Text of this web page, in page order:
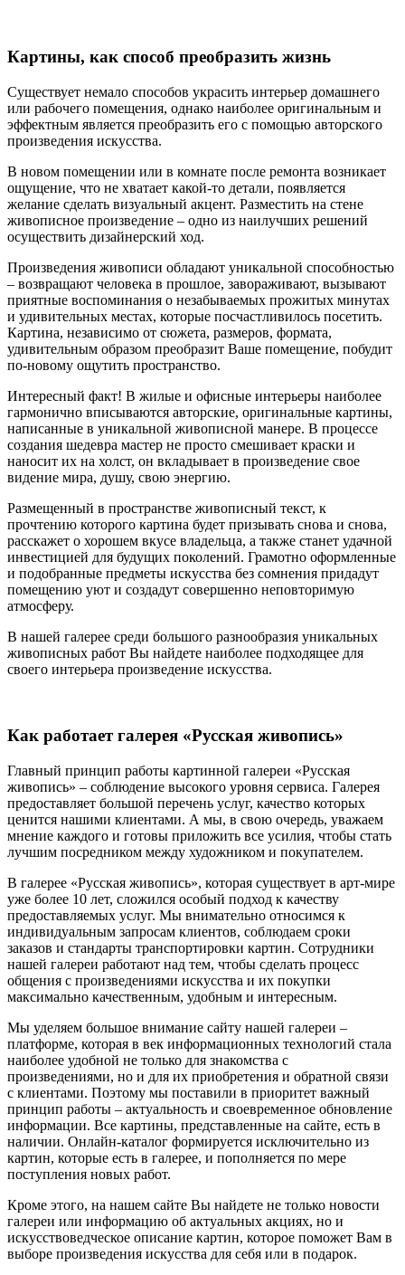
Картины, как способ преобразить жизнь
Существует немало способов украсить интерьер домашнего
или рабочего помещения, однако наиболее оригинальным и
эффектным является преобразить его с помощью авторского
произведения искусства.
В новом помещении или в комнате после ремонта возникает
ощущение, что не хватает какой-то детали, появляется
желание сделать визуальный акцент. Разместить на стене
живописное произведение – одно из наилучших решений
осуществить дизайнерский ход.
Произведения живописи обладают уникальной способностью
– возвращают человека в прошлое, завораживают, вызывают
приятные воспоминания о незабываемых прожитых минутах
и удивительных местах, которые посчастливилось посетить.
Картина, независимо от сюжета, размеров, формата,
удивительным образом преобразит Ваше помещение, побудит
по-новому ощутить пространство.
Интересный факт! В жилые и офисные интерьеры наиболее
гармонично вписываются авторские, оригинальные картины,
написанные в уникальной живописной манере. В процессе
создания шедевра мастер не просто смешивает краски и
наносит их на холст, он вкладывает в произведение свое
видение мира, душу, свою энергию.
Размещенный в пространстве живописный текст, к
прочтению которого картина будет призывать снова и снова,
расскажет о хорошем вкусе владельца, а также станет удачной
инвестицией для будущих поколений. Грамотно оформленные
и подобранные предметы искусства без сомнения придадут
помещению уют и создадут совершенно неповторимую
атмосферу.
В нашей галерее среди большого разнообразия уникальных
живописных работ Вы найдете наиболее подходящее для
своего интерьера произведение искусства.
Как работает галерея «Русская живопись»
Главный принцип работы картинной галереи «Русская
живопись» – соблюдение высокого уровня сервиса. Галерея
предоставляет большой перечень услуг, качество которых
ценится нашими клиентами. А мы, в свою очередь, уважаем
мнение каждого и готовы приложить все усилия, чтобы стать
лучшим посредником между художником и покупателем.
В галерее «Русская живопись», которая существует в арт-мире
уже более 10 лет, сложился особый подход к качеству
предоставляемых услуг. Мы внимательно относимся к
индивидуальным запросам клиентов, соблюдаем сроки
заказов и стандарты транспортировки картин. Сотрудники
нашей галереи работают над тем, чтобы сделать процесс
общения с произведениями искусства и их покупки
максимально качественным, удобным и интересным.
Мы уделяем большое внимание сайту нашей галереи –
платформе, которая в век информационных технологий стала
наиболее удобной не только для знакомства с
произведениями, но и для их приобретения и обратной связи
с клиентами. Поэтому мы поставили в приоритет важный
принцип работы – актуальность и своевременное обновление
информации. Все картины, представленные на сайте, есть в
наличии. Онлайн-каталог формируется исключительно из
картин, которые есть в галерее, и пополняется по мере
поступления новых работ.
Кроме этого, на нашем сайте Вы найдете не только новости
галереи или информацию об актуальных акциях, но и
искусствоведческое описание картин, которое поможет Вам в
выборе произведения искусства для себя или в подарок.